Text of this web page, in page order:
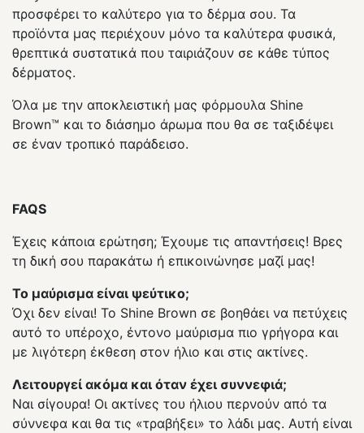
προσφέρει το καλύτερο για το δέρμα σου. Τα
προϊόντα μας περιέχουν μόνο τα καλύτερα φυσικά,
θρεπτικά συστατικά που ταιριάζουν σε κάθε τύπος
δέρματος.
Όλα με την αποκλειστική μας φόρμουλα Shine
Brown™ και το διάσημο άρωμα που θα σε ταξιδέψει
σε έναν τροπικό παράδεισο.
FAQS
Έχεις κάποια ερώτηση; Έχουμε τις απαντήσεις! Βρες
τη δική σου παρακάτω ή επικοινώνησε μαζί μας!
Το μαύρισμα είναι ψεύτικο;
Όχι δεν είναι! Το Shine Brown σε βοηθάει να πετύχεις
αυτό το υπέροχο, έντονο μαύρισμα πιο γρήγορα και
με λιγότερη έκθεση στον ήλιο και στις ακτίνες.
Λειτουργεί ακόμα και όταν έχει συννεφιά;
Ναι σίγουρα! Οι ακτίνες του ήλιου περνούν από τα
σύννεφα και θα τις «τραβήξει» το λάδι μας. Αυτή είναι